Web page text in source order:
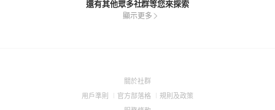
還有其他眾多社群等您來探索
顯示更多
關於社群(Open
用戶準則
(Open
官方部落格
(Open
規則及政策(Open